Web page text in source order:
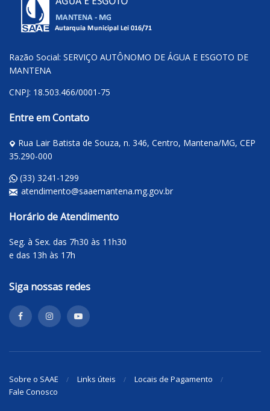
Razão Social: SERVIÇO AUTÔNOMO DE ÁGUA E ESGOTO DE
MANTENA
CNPJ: 18.503.466/0001-75
Entre em Contato
Rua Lair Batista de Souza, n. 346, Centro, Mantena/MG, CEP
35.290-000
(33) 3241-1299
atendimento@saaemantena.mg.gov.br
Horário de Atendimento
Seg. à Sex. das 7h30 às 11h30
e das 13h às 17h
Siga nossas redes
Sobre o SAAE Links úteis
Locais de Pagamento
Fale Conosco